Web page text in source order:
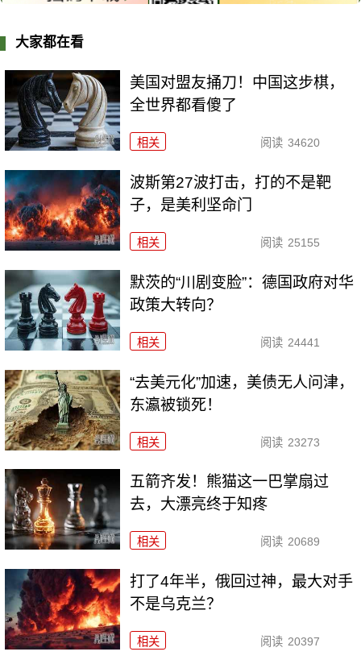
大家都在看
美国对盟友捅刀！中国这步棋，
全世界都看傻了
相关 阅读 34620
波斯第27波打击，打的不是靶
子，是美利坚命门
相关 阅读 25155
默茨的“川剧变脸”：德国政府对华
政策大转向？
相关 阅读 24441
“去美元化”加速，美债无人问津，
东瀛被锁死！
相关 阅读 23273
五箭齐发！熊猫这一巴掌扇过
去，大漂亮终于知疼
相关 阅读 20689
打了4年半，俄回过神，最大对手
不是乌克兰？
相关 阅读 20397